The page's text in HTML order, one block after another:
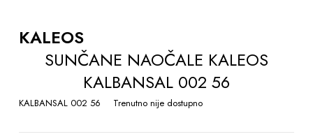
THE
BEGINNING
GALLERY
KALEOS
SUNČANE NAOČALE KALEOS
KALBANSAL 002 56
KALBANSAL 002 56 Trenutno nije dostupno